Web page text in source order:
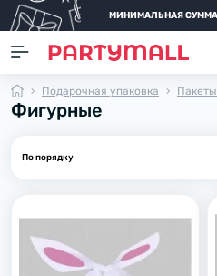
МИНИМАЛЬНАЯ СУММА
Подарочная упаковка Пакеты
Фигурные